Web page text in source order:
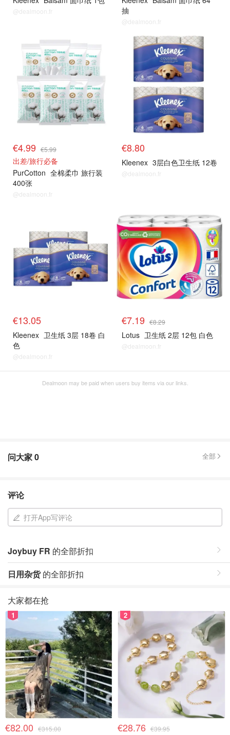
@dealmoon.fr
抽
@dealmoon.fr
€4.99 €5.99
出差/旅行必备
PurCotton 全棉柔巾 旅行装
400张
@dealmoon.fr
€8.80
Kleenex 3层白色卫生纸 12卷
@dealmoon.fr
€13.05
Kleenex 卫生纸 3层 18卷 白
色
@dealmoon.fr
€7.19 €8.29
Lotus 卫生纸 2层 12包 白色
@dealmoon.fr
Dealmoon may be paid when users buy items via our links.
问大家0 全部
评论
打开App写评论
Joybuy FR 的全部折扣
日用杂货的全部折扣
大家都在抢
1
€82.00 €315.00
2
€28.76 €39.95